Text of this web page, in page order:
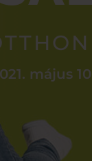
május